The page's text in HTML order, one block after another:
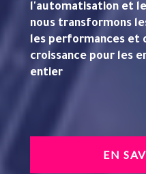
l'automatisation et
nous transformons
les performances et
croissance pour les
entier
EN